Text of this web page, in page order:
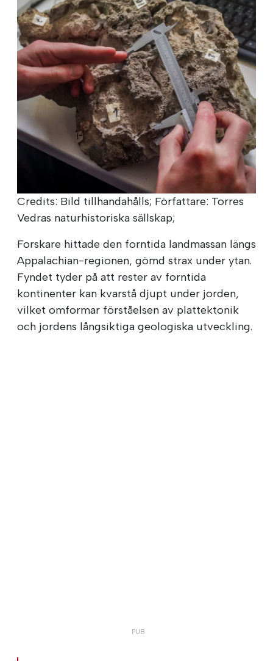
Credits: Bild tillhandahålls; Författare: Torres
Vedras naturhistoriska sällskap;
Forskare hittade den forntida landmassan längs
Appalachian-regionen, gömd strax under ytan.
Fyndet tyder på att rester av forntida
kontinenter kan kvarstå djupt under jorden,
vilket omformar förståelsen av plattektonik
och jordens långsiktiga geologiska utveckling.